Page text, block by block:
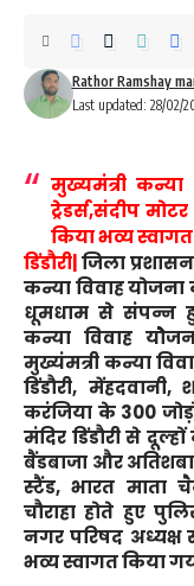
Last updated: 28/02/
Rathor Ramshay
मुख्यमंत्री कन्या
ट्रेडर्स,संदीप
किया भव्य
डिंडौरी| जिला
कन्या विवाह योजना
धूमधाम से संपन्न
कन्या विवाह
मुख्यंमत्री कन्या
डिंडौरी,
करंजिया के 300
मंदिर डिंडौरी से
बैंडबाजा और
स्टैंड, भारत माता
चौराहा होते हुए
नगर परिषद अध्यक्ष
भव्य स्वागत किया